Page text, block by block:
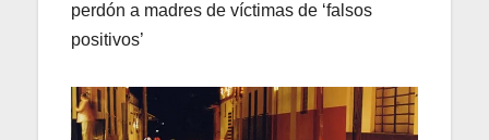
perdón a madres de víctimas de ‘falsos
positivos’